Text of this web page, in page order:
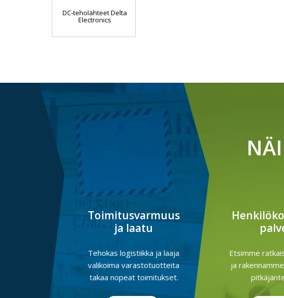
DC-teholähteet Delta
Electronics
Toimitusvarmuus
ja laatu
Tehokas logistiikka ja laaja
valikoima varastotuotteita
takaa nopeat toimitukset.
Etsimme
ja